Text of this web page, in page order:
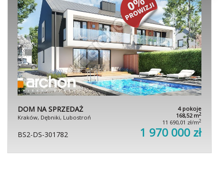
DOM NA SPRZEDAŻ
Kraków, Dębniki, Lubostroń
4 pokoje
168,52 m2
11 690,01 zł/m2
BS2-DS-301782 1 970 000 zł